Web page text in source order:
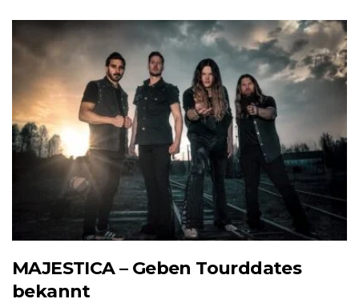
MAJESTICA – Geben Tourddates
bekannt